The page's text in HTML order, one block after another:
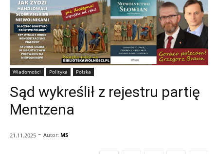
Wiadomości Polityka Polska
Sąd wykreślił z rejestru partię
Mentzena
21.11.2025 - Autor: MS